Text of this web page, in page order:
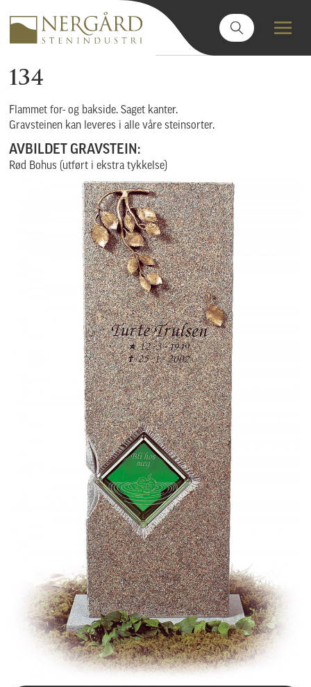
134
Flammet for- og bakside. Saget kanter.
Gravsteinen kan leveres i alle våre steinsorter.
AVBILDET GRAVSTEIN:
Rød Bohus (utført i ekstra tykkelse)